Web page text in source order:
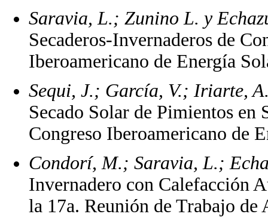
Saravia, L.; Zunino L. y
Secaderos-Invernaderos de
Iberoamericano de Energía
Sequi, J.; García, V.; Iriarte,
Secado Solar de Pimientos
Congreso Iberoamericano de
Condorí, M.; Saravia, L.;
Invernadero con Calefacción
la 17a. Reunión de Trabajo